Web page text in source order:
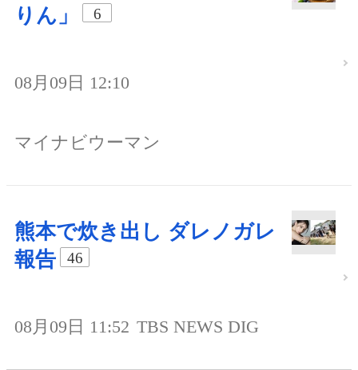
りん」
6
08月09日 12:10
マイナビウーマン
熊本で炊き出し ダレノガレ
報告
46
08月09日 11:52 TBS NEWS DIG